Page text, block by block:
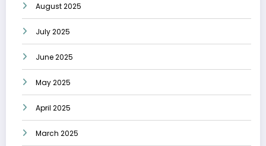
August 2025
July 2025
June 2025
May 2025
April 2025
March 2025